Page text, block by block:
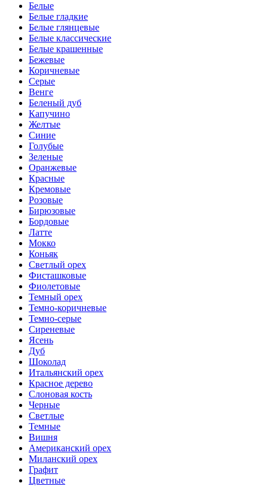
Белые
Белые гладкие
Белые глянцевые
Белые классические
Белые крашенные
Бежевые
Коричневые
Серые
Венге
Беленый дуб
Капучино
Желтые
Синие
Голубые
Зеленые
Оранжевые
Красные
Кремовые
Розовые
Бирюзовые
Бордовые
Латте
Мокко
Коньяк
Светлый орех
Фисташковые
Фиолетовые
Темный орех
Темно-коричневые
Темно-серые
Сиреневые
Ясень
Дуб
Шоколад
Итальянский орех
Красное дерево
Слоновая кость
Черные
Светлые
Темные
Вишня
Американский орех
Миланский орех
Графит
Цветные